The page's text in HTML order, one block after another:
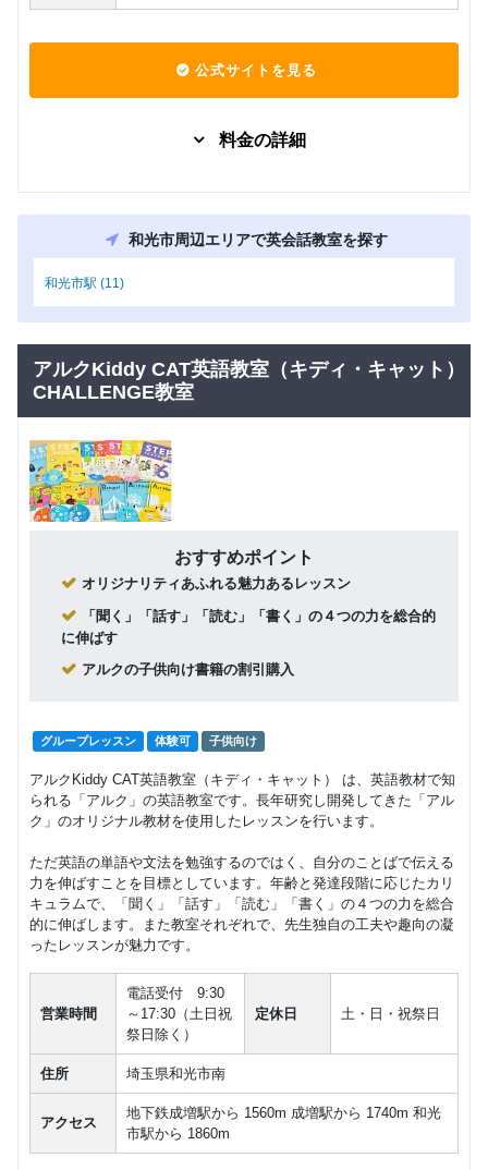
公式サイトを見る
料金の詳細
ループレ
枚数によ
って1チケ
りの単価
が変わり
ます）
グループレッスン 社会人向け
回数：1 / 1セッション60分
人レッス
ン チケ
ット制
（購入枚
の単価が
変わりま
マンツーマン
3,300
回数：1 / 1セッション60分
家族レッ
（購入枚
数によっ
トあたり
の単価が
変わりま
4,950
回数：1 / 1セッション60分
こどもグ
ループレ
ッスン
チケット
て1チケッ
トあたり
変わりま
す）
グループレッスン
1,650
円(税込) / 総額
回数：1 / 1セッション60分
こども個
和光市周辺エリアで英会話教室を探す
和光市駅 (11)
アルクKiddy CAT英語教室（キディ・キャット）
CHALLENGE教室
おすすめポイント
オリジナリティあふれる魅力あるレッスン
「聞く」「話す」「読む」「書く」の４つの力を総合的
に伸ばす
アルクの子供向け書籍の割引購入
グループレッスン 体験可 子供向け
アルクKiddy CAT英語教室（キディ・キャット） は、英語教材で知
られる「アルク」の英語教室です。長年研究し開発してきた「アル
ク」のオリジナル教材を使用したレッスンを行います。
ただ英語の単語や文法を勉強するのではく、自分のことばで伝える
力を伸ばすことを目標としています。年齢と発達段階に応じたカリ
キュラムで、「聞く」「話す」「読む」「書く」の４つの力を総合
的に伸ばします。また教室それぞれで、先生独自の工夫や趣向の凝
ったレッスンが魅力です。
営業時間
電話受付 9:30
～17:30（土日祝
祭日除く）
定休日 土・日・祝祭日
住所 埼玉県和光市南
アクセス
地下鉄成増駅から 1560m 成増駅から 1740m 和光
市駅から 1860m